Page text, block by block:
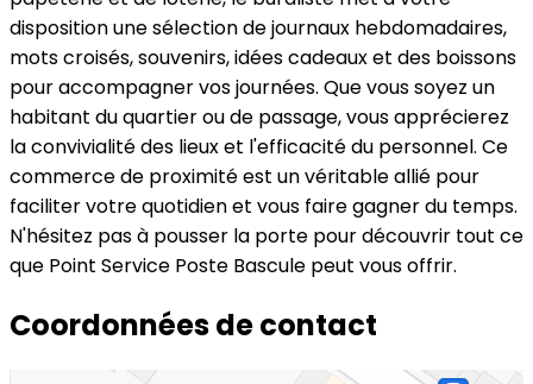
disposition une sélection de journaux hebdomadaires,
mots croisés, souvenirs, idées cadeaux et des boissons
pour accompagner vos journées. Que vous soyez un
habitant du quartier ou de passage, vous apprécierez
la convivialité des lieux et l'efficacité du personnel. Ce
commerce de proximité est un véritable allié pour
faciliter votre quotidien et vous faire gagner du temps.
N'hésitez pas à pousser la porte pour découvrir tout ce
que Point Service Poste Bascule peut vous offrir.
Coordonnées de contact